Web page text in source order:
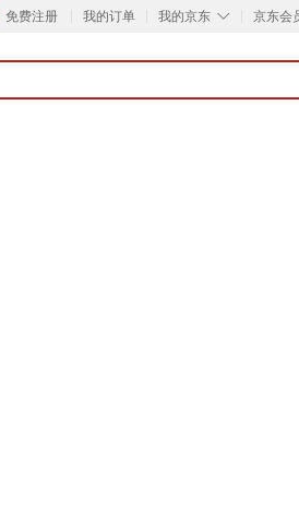
免费注册 我的订单 ◇
我的京东 京东会